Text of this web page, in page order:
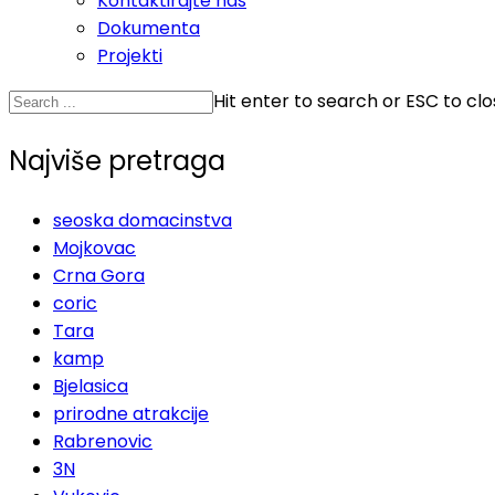
Dokumenta
Projekti
Hit enter to search or ESC to
Najviše pretraga
seoska domacinstva
Mojkovac
Crna Gora
coric
Tara
kamp
Bjelasica
prirodne atrakcije
Rabrenovic
3N